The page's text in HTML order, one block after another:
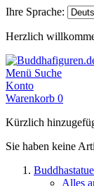
Ihre Sprache:
Herzlich
Menü Suche
Konto
Warenkorb 0
Kürzlich
Sie haben keine
Alles